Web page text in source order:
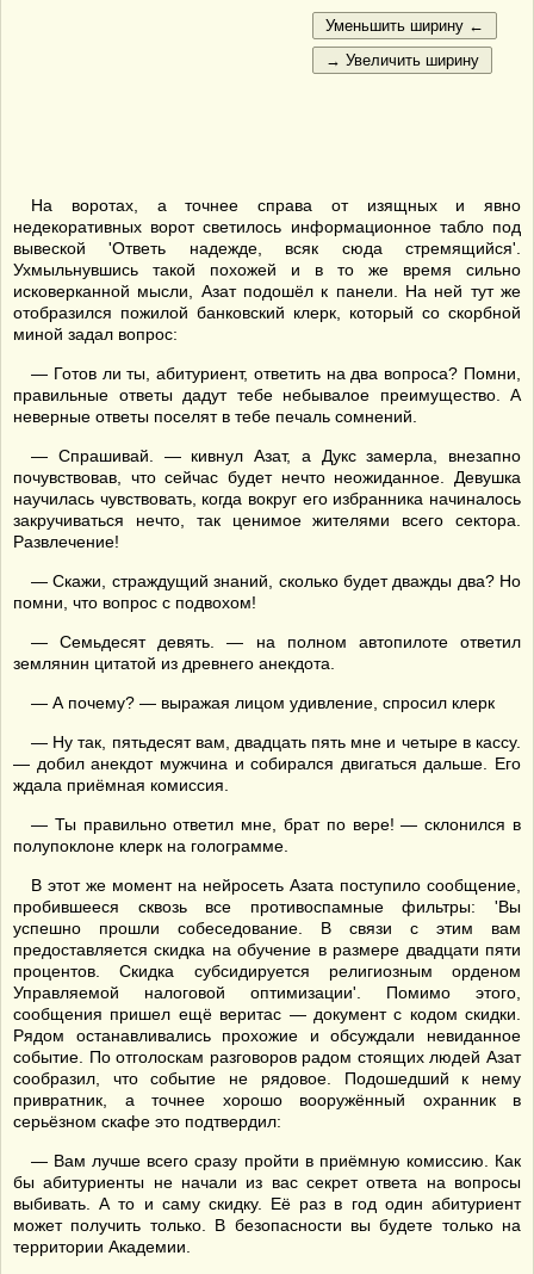
На воротах, а точнее справа от изящных и явно
недекоративных ворот светилось информационное табло под
вывеской 'Ответь надежде, всяк сюда стремящийся'.
Ухмыльнувшись такой похожей и в то же время сильно
исковерканной мысли, Азат подошёл к панели. На ней тут же
отобразился пожилой банковский клерк, который со скорбной
миной задал вопрос:
— Готов ли ты, абитуриент, ответить на два вопроса? Помни,
правильные ответы дадут тебе небывалое преимущество. А
неверные ответы поселят в тебе печаль сомнений.
— Спрашивай. — кивнул Азат, а Дукс замерла, внезапно
почувствовав, что сейчас будет нечто неожиданное. Девушка
научилась чувствовать, когда вокруг его избранника начиналось
закручиваться нечто, так ценимое жителями всего сектора.
Развлечение!
— Скажи, страждущий знаний, сколько будет дважды два? Но
помни, что вопрос с подвохом!
— Семьдесят девять. — на полном автопилоте ответил
землянин цитатой из древнего анекдота.
— А почему? — выражая лицом удивление, спросил клерк
— Ну так, пятьдесят вам, двадцать пять мне и четыре в кассу.
— добил анекдот мужчина и собирался двигаться дальше. Его
ждала приёмная комиссия.
— Ты правильно ответил мне, брат по вере! — склонился в
полупоклоне клерк на голограмме.
В этот же момент на нейросеть Азата поступило сообщение,
пробившееся сквозь все противоспамные фильтры: 'Вы
успешно прошли собеседование. В связи с этим вам
предоставляется скидка на обучение в размере двадцати пяти
процентов. Скидка субсидируется религиозным орденом
Управляемой налоговой оптимизации'. Помимо этого,
сообщения пришел ещё веритас — документ с кодом скидки.
Рядом останавливались прохожие и обсуждали невиданное
событие. По отголоскам разговоров радом стоящих людей Азат
сообразил, что событие не рядовое. Подошедший к нему
привратник, а точнее хорошо вооружённый охранник в
серьёзном скафе это подтвердил:
— Вам лучше всего сразу пройти в приёмную комиссию. Как
бы абитуриенты не начали из вас секрет ответа на вопросы
выбивать. А то и саму скидку. Её раз в год один абитуриент
может получить только. В безопасности вы будете только на
территории Академии.